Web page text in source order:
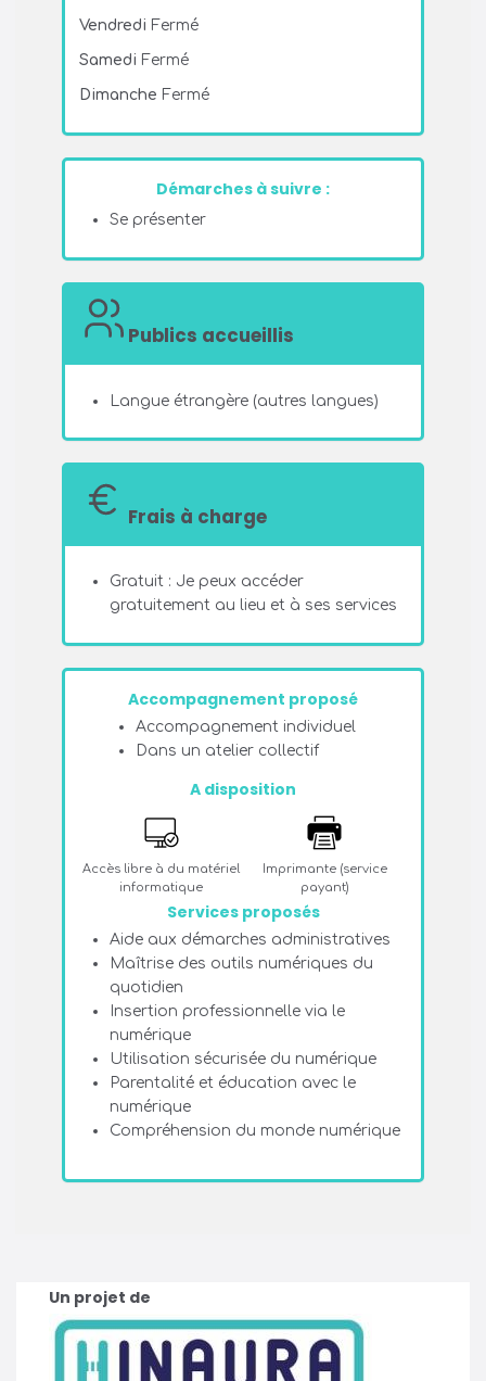
Vendredi Fermé
Samedi Fermé
Dimanche Fermé
Démarches à suivre :
Se présenter
Publics accueillis
Langue étrangère (autres langues)
Frais à charge
Gratuit : Je peux accéder
gratuitement au lieu et à ses services
Accompagnement proposé
Accompagnement individuel
Dans un atelier collectif
A disposition
Accès libre à du matériel
informatique
Imprimante (service
payant)
Services proposés
Aide aux démarches administratives
Maîtrise des outils numériques du
quotidien
Insertion professionnelle via le
numérique
Utilisation sécurisée du numérique
Parentalité et éducation avec le
numérique
Compréhension du monde numérique
Un projet de